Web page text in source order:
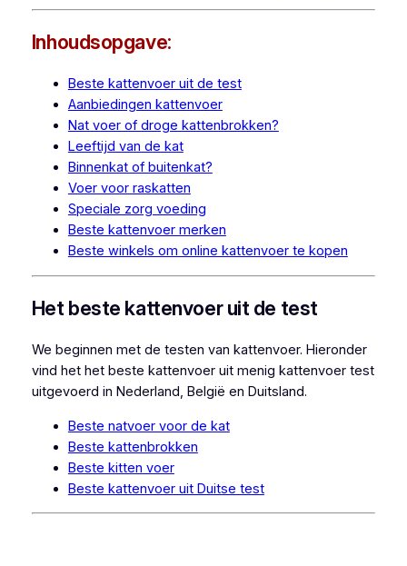
Inhoudsopgave:
Beste kattenvoer uit de test
Aanbiedingen kattenvoer
Nat voer of droge kattenbrokken?
Leeftijd van de kat
Binnenkat of buitenkat?
Voer voor raskatten
Speciale zorg voeding
Beste kattenvoer merken
Beste winkels om online kattenvoer te kopen
Het beste kattenvoer uit de test
We beginnen met de testen van kattenvoer. Hieronder
vind het het beste kattenvoer uit menig kattenvoer test
uitgevoerd in Nederland, België en Duitsland.
Beste natvoer voor de kat
Beste kattenbrokken
Beste kitten voer
Beste kattenvoer uit Duitse test